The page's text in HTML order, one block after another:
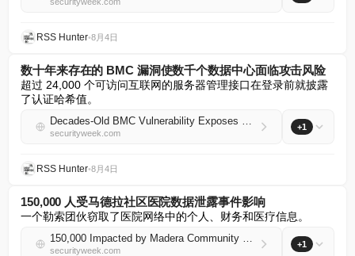
RSS Hunter•8月4日
数十年来存在的 BMC 漏洞使数千个数据中心面临攻击风险
超过 24,000 个可访问互联网的服务器管理接口在登录前就披露
了认证哈希值。
Decades-Old BMC Vulnerability Exposes Thousands of Data Centers to Attacks
securityweek.com
+1
RSS Hunter•8月4日
150,000 人受马德拉社区医院数据泄露事件影响
一个勒索团伙窃取了医院网络中的个人、财务和医疗信息。
150,000 Impacted by Madera Community Hospital Data Breach
securityweek.com
+1